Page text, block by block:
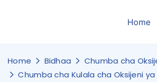
Home
Home Bidhaa Chumba cha
Chumba cha Kulala cha Oksijeni